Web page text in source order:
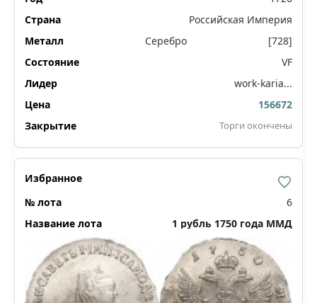
Российская Империя
Серебро
[728]
VF
work-karia...
156672
Торги окончены
6
1 рубль 1750 года ММД